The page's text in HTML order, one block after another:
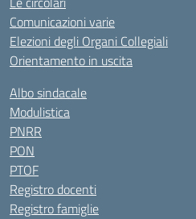
Comunicazioni varie
Elezioni degli Organi Collegiali
Orientamento in uscita
Albo sindacale
Modulistica
PNRR
PON
PTOF
Registro docenti
Registro famiglie